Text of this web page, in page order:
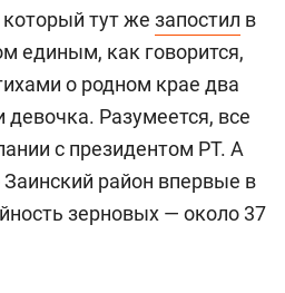
тут же запостил в
единым, как говорится,
о родном крае два
Разумеется, все
с президентом РТ. А
район впервые в
зерновых — около 37